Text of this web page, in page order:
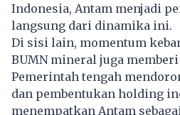
Indonesia, Antam menjadi
langsung dari dinamika ini.
Di sisi lain, momentum
BUMN mineral juga
Pemerintah tengah
dan pembentukan holding
menempatkan Antam